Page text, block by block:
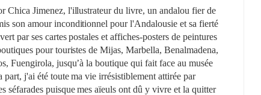
Chica Jimenez, l'illustrateur du livre, un andalou fier de
son amour inconditionnel pour l'Andalousie et sa fierté
par ses cartes postales et affiches-posters de peintures
pour touristes de Mijas, Marbella, Benalmadena,
Fuengirola, jusqu’à la boutique qui fait face au musée
part, j'ai été toute ma vie irrésistiblement attirée par
séfarades puisque mes aïeuls ont dû y vivre et la quitter